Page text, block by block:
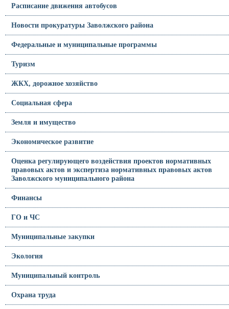
Расписание движения автобусов
Новости прокуратуры Заволжского района
Федеральные и муниципальные программы
Туризм
ЖКХ, дорожное хозяйство
Социальная сфера
Земля и имущество
Экономическое развитие
Оценка регулирующего воздействия проектов нормативных
правовых актов и экспертиза нормативных правовых актов
Заволжского муниципального района
Финансы
ГО и ЧС
Муниципальные закупки
Экология
Муниципальный контроль
Охрана труда